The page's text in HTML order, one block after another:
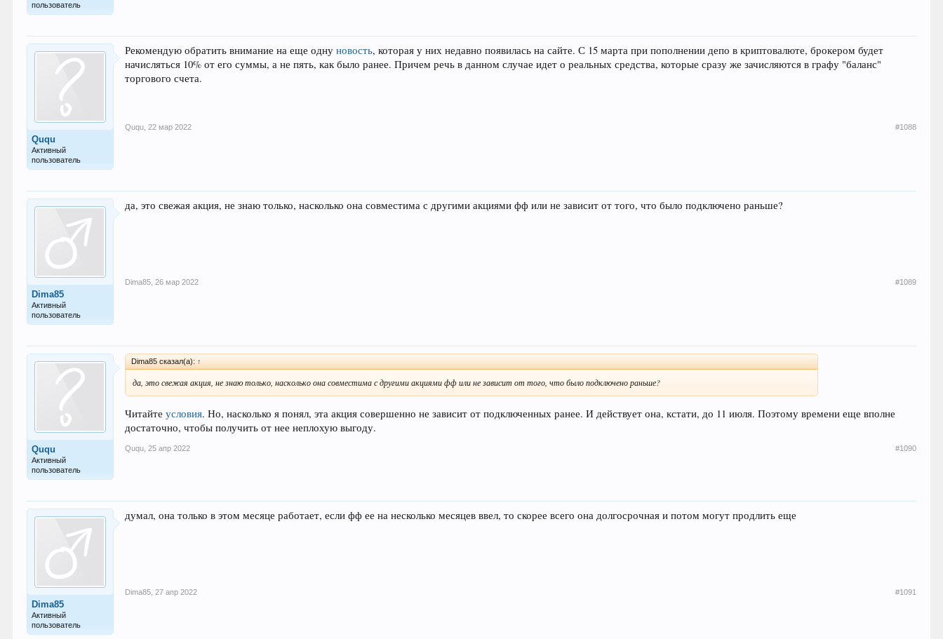
пользователь
Ququ
Активный
пользователь
Рекомендую обратить внимание на еще однуновость, которая у них недавно появилась на сайте. С 15 марта при пополнении депо в криптовалюте, брокером будет
начисляться 10% от его суммы, а не пять, как было ранее. Причем речь в данном случае идет о реальных средства, которые сразу же зачисляются в графу "баланс"
торгового счета.
Ququ 22 мар 2022 #1088
Dima85
Активный
пользователь
да, это свежая акция, не знаю только, насколько она совместима с другими акциями фф или не зависит от того, что было подключено раньше?
Dima85 26 мар 2022 #1089
Ququ
Активный
пользователь
Dima85 сказал(а): ↑
да, это свежая акция, не знаю только, насколько она совместима с другими акциями фф или не зависит от того, что было подключено раньше?
Читайтеусловия. Но, насколько я понял, эта акция совершенно не зависит от подключенных ранее. И действует она, кстати, до 11 июля. Поэтому времени еще вполне
достаточно, чтобы получить от нее неплохую выгоду.
Ququ 25 апр 2022 #1090
Dima85
Активный
пользователь
думал, она только в этом месяце работает, если фф ее на несколько месяцев ввел, то скорее всего она долгосрочная и потом могут продлить еще
Dima85 27 апр 2022 #1091